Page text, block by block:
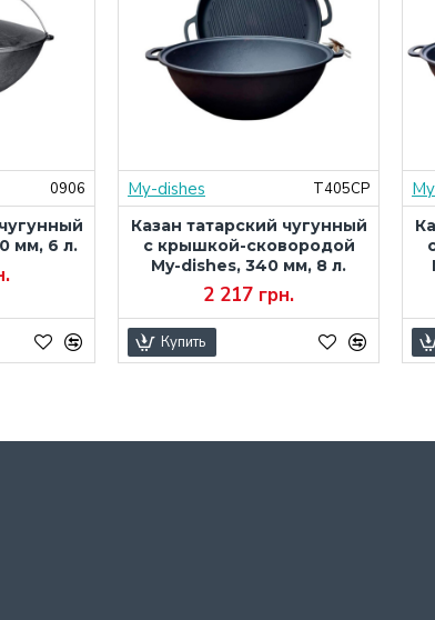
0906
мм, 6 л.
My-dishes
Т405СР
Казан татарский чугунный
с крышкой-сковородой
My-dishes, 340 мм, 8 л.
2 217 грн.
Купить